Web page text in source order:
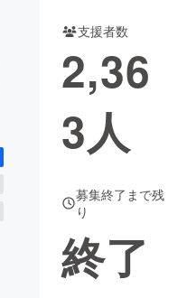
支援者数
2,36
3人
募集終了まで残
り
終了